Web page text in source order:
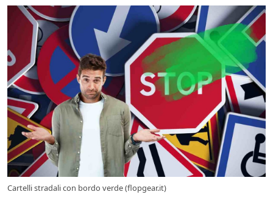
Cartelli stradali con bordo verde (flopgear.it)